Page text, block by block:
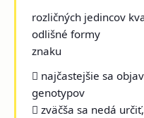
rozličných jedincov
odlišné formy
znaku
 najčastejšie sa
genotypov
 zväčša sa nedá